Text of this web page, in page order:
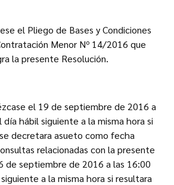
el Pliego de Bases y Condiciones
Menor Nº 14/2016 que
la presente Resolución.
el 19 de septiembre de 2016 a
hábil siguiente a la misma hora si
decretara asueto como fecha
relacionadas con la presente
de septiembre de 2016 a las 16:00
a la misma hora si resultara